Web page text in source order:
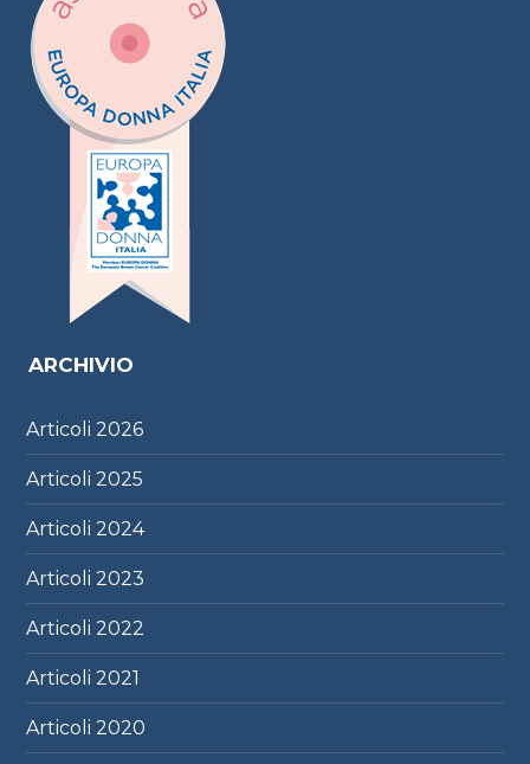
ARCHIVIO
Articoli2026
Articoli2025
Articoli2024
Articoli2023
Articoli2022
Articoli2021
Articoli2020